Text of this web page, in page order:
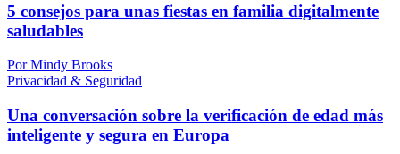
5 consejos para unas fiestas en familia digitalmente
saludables
Por Mindy Brooks
Privacidad & Seguridad
Una conversación sobre la verificación de edad más
inteligente y segura en Europa